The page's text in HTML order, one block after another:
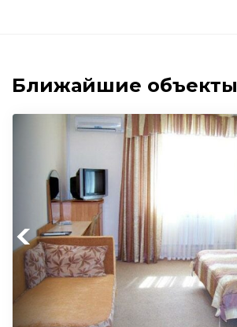
Ближайшие объекты
Previous